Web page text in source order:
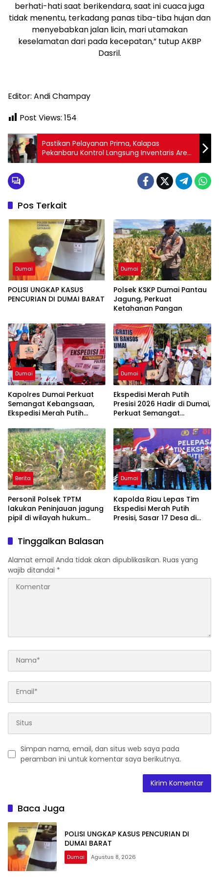
berhati-hati saat berikendara, saat ini cuaca juga
tidak menentu, terkadang panas tiba-tiba hujan dan
menyebabkan jalan licin, mari utamakan
keselamatan dari pada kecepatan,” tutup AKBP
Dasril.
Editor: Andi Champay
Post Views: 154
Pastikan Pelayanan Prima, Kalapas
Pekanbaru Kontrol Langsung Inventaris Area
P2U dan Ruang Kunjungan
Pos Terkait
Dumai
POLISI UNGKAP KASUS
PENCURIAN DI DUMAI BARAT
Dumai
Polsek KSKP Dumai Pantau
Jagung, Perkuat
Ketahanan Pangan
Dumai
Kapolres Dumai Perkuat
Semangat Kebangsaan,
Ekspedisi Merah Putih
Nyata untuk Rakyat
Dumai
Ekspedisi Merah Putih
Presisi 2026 Hadir di Dumai,
Perkuat Semangat
Kepedulian Sosial
Berita
Personil Polsek TPTM
lakukan Peninjauan jagung
pipil di wilayah hukum
Dumai
Kapolda Riau Lepas Tim
Ekspedisi Merah Putih
Presisi, Sasar 17 Desa di
Tinggalkan Balasan
Alamat email Anda tidak akan dipublikasikan. Ruas yang
wajib ditandai *
Simpan nama, email, dan situs web saya pada
peramban ini untuk komentar saya berikutnya.
Baca Juga
POLISI UNGKAP KASUS PENCURIAN DI
DUMAI BARAT
Dumai Agustus 8, 2026